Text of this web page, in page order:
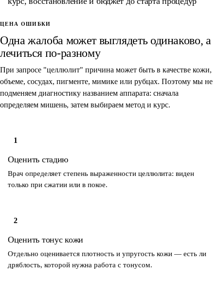
ЦЕНА ОШИБКИ
Одна жалоба может выглядеть одинаково, а
лечиться по-разному
При запросе "целлюлит" причина может быть в качестве кожи,
объеме, сосудах, пигменте, мимике или рубцах. Поэтому мы не
подменяем диагностику названием аппарата: сначала
определяем мишень, затем выбираем метод и курс.
1
Оценить стадию
Врач определяет степень выраженности целлюлита: виден
только при сжатии или в покое.
2
Оценить тонус кожи
Отдельно оценивается плотность и упругость кожи — есть ли
дряблость, которой нужна работа с тонусом.